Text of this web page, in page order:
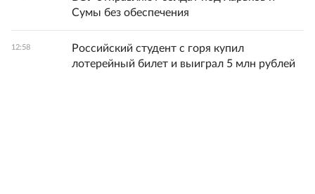
Сумы без обеспечения
12:58
Российский студент с горя купил
лотерейный билет и выиграл 5 млн рублей